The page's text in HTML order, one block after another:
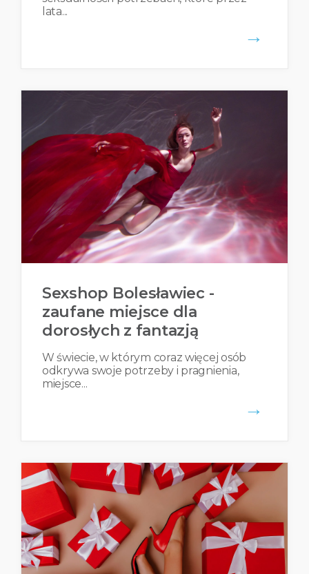
lata...
→
Sexshop Bolesławiec -
zaufane miejsce dla
dorosłych z fantazją
W świecie, w którym coraz więcej osób
odkrywa swoje potrzeby i pragnienia,
miejsce...
→